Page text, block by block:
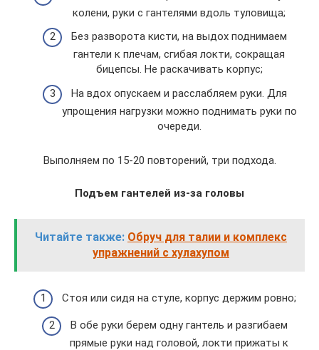
колени, руки с гантелями вдоль туловища;
Без разворота кисти, на выдох поднимаем
гантели к плечам, сгибая локти, сокращая
бицепсы. Не раскачивать корпус;
На вдох опускаем и расслабляем руки. Для
упрощения нагрузки можно поднимать руки по
очереди.
Выполняем по 15-20 повторений, три подхода.
Подъем гантелей из-за головы
Читайте также: Обруч для талии и комплекс
упражнений с хулахупом
Стоя или сидя на стуле, корпус держим ровно;
В обе руки берем одну гантель и разгибаем
прямые руки над головой, локти прижаты к